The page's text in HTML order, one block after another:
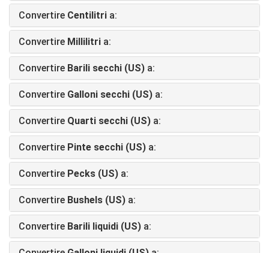
Convertire Centilitri a:
Convertire Millilitri a:
Convertire Barili secchi (US) a:
Convertire Galloni secchi (US) a:
Convertire Quarti secchi (US) a:
Convertire Pinte secchi (US) a:
Convertire Pecks (US) a:
Convertire Bushels (US) a:
Convertire Barili liquidi (US) a: